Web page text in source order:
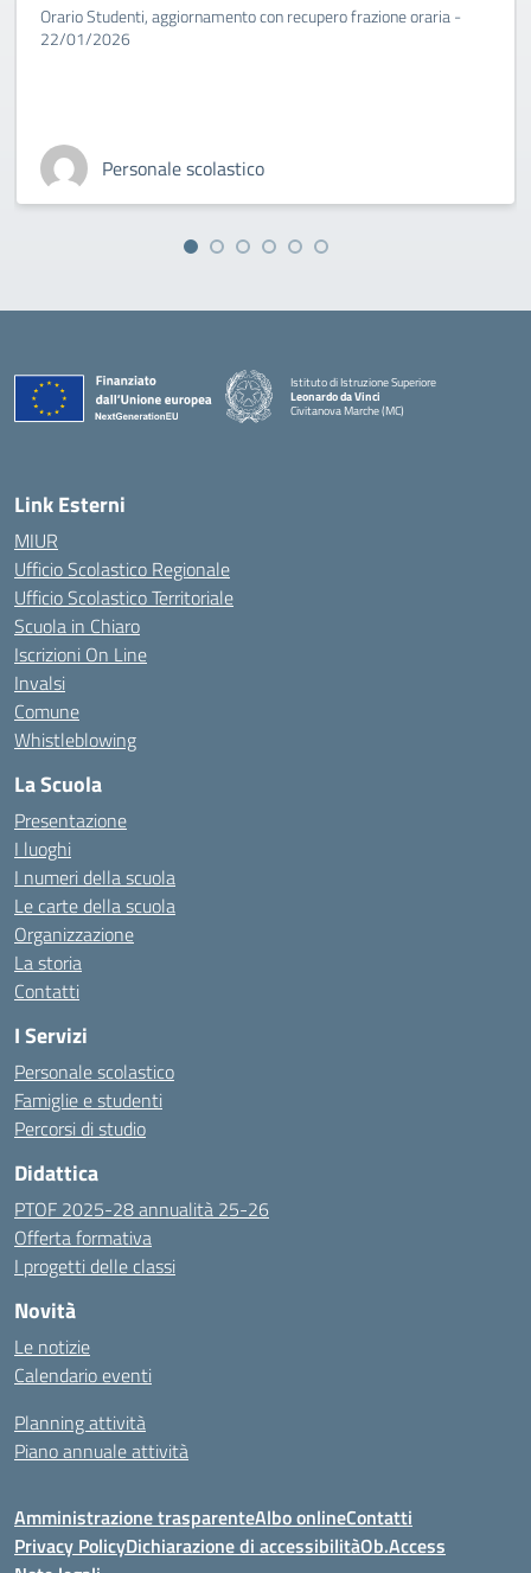
Orario Studenti, aggiornamento con recupero frazione oraria -
22/01/2026
Personale scolastico
Istituto di Istruzione Superiore
Leonardo da Vinci
Civitanova Marche (MC)
Link Esterni
MIUR
Ufficio Scolastico Regionale
Ufficio Scolastico Territoriale
Scuola in Chiaro
Iscrizioni On Line
Invalsi
Comune
Whistleblowing
La Scuola
Presentazione
I luoghi
I numeri della scuola
Le carte della scuola
Organizzazione
La storia
Contatti
I Servizi
Personale scolastico
Famiglie e studenti
Percorsi di studio
Didattica
PTOF 2025-28 annualità 25-26
Offerta formativa
I progetti delle classi
Novità
Le notizie
Calendario eventi
Planning attività
Piano annuale attività
Amministrazione trasparenteAlbo onlineContatti
Privacy PolicyDichiarazione di accessibilitàOb.Access